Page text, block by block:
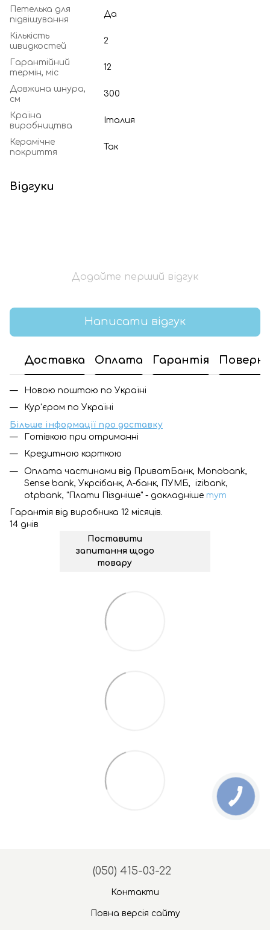
Петелька для
підвішування
Да
Кількість
швидкостей
2
Гарантійний
термін, міс
12
Довжина шнура,
см
300
Країна
виробництва
Італия
Керамічне
покриття
Так
Відгуки
Додайте перший відгук
Написати відгук
Доставка Оплата Гарантія
Новою поштою по Україні
Кур'єром по Україні
Більше інформації про доставку
Готівкою при отриманні
Кредитною карткою
Оплата частинами від ПриватБанк, Monobank,
Sense bank, Укрсібанк, А-банк, ПУМБ, izibank,
otpbank, "Плати Піздніше" - докладніше тут
Гарантія від виробника 12 місяців.
14 днів
Поставити
запитання щодо
товару
(050) 415-03-22
Контакти
Повна версія сайту